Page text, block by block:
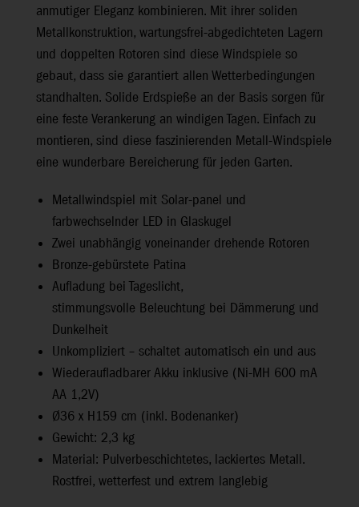
anmutiger Eleganz kombinieren. Mit ihrer soliden
Metallkonstruktion, wartungsfrei-abgedichteten Lagern
und doppelten Rotoren sind diese Windspiele so
gebaut, dass sie garantiert allen Wetterbedingungen
standhalten. Solide Erdspieße an der Basis sorgen für
eine feste Verankerung an windigen Tagen. Einfach zu
montieren, sind diese faszinierenden Metall-Windspiele
eine wunderbare Bereicherung für jeden Garten.
Metallwindspiel mit Solar-panel und
farbwechselnder LED in Glaskugel
Zwei unabhängig voneinander drehende Rotoren
Bronze-gebürstete Patina
Aufladung bei Tageslicht,
stimmungsvolle Beleuchtung bei Dämmerung und
Dunkelheit
Unkompliziert – schaltet automatisch ein und aus
Wiederaufladbarer Akku inklusive (Ni-MH 600 mA
AA 1,2V)
Ø36 x H159 cm (inkl. Bodenanker)
Gewicht: 2,3 kg
Material: Pulverbeschichtetes, lackiertes Metall.
Rostfrei, wetterfest und extrem langlebig